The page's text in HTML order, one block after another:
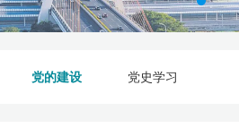
党的建设 党史学习